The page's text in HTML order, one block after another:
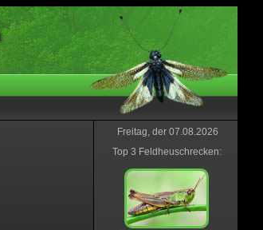
Freitag, der 07.08.2026
Top 3 Feldheuschrecken: